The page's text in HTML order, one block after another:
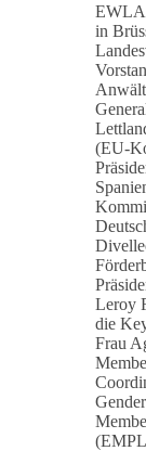
EWLA
in
(EU-
Leroy
die
Frau